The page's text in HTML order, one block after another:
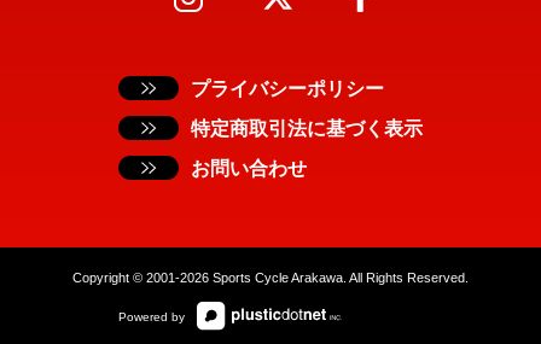
プライバシーポリシー
特定商取引法に基づく表示
お問い合わせ
Copyright © 2001-2026 Sports Cycle Arakawa. All Rights Reserved.
Powered by